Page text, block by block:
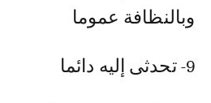
وبالنظافة عموما
9- تحدثى إليه دائما